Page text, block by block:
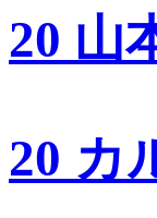
20 山
20 カ